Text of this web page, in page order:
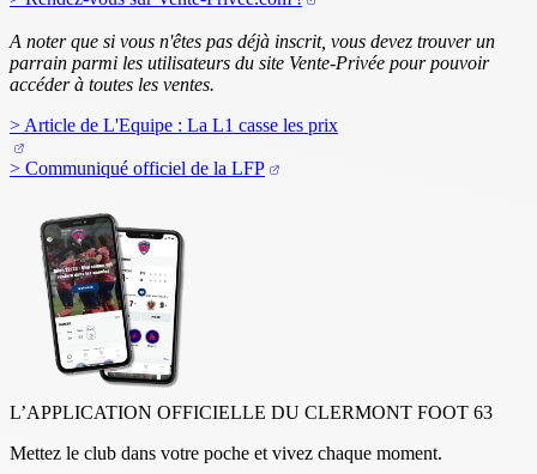
A noter que si vous n'êtes pas déjà inscrit, vous devez trouver un
parrain parmi les utilisateurs du site Vente-Privée pour pouvoir
accéder à toutes les ventes.
> Article de L'Equipe : La L1 casse les prix
> Communiqué officiel de la LFP
L’APPLICATION OFFICIELLE DU CLERMONT FOOT 63
Mettez le club dans votre poche et vivez chaque moment.